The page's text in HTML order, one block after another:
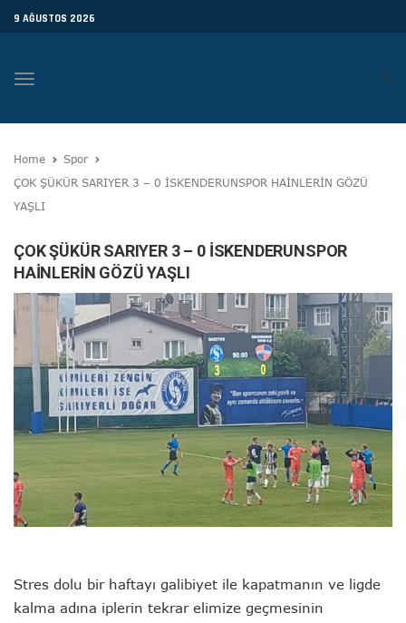
9 AĞUSTOS 2026
Toggle
Home
Spor
ÇOK ŞÜKÜR SARIYER 3 – 0 İSKENDERUNSPOR HAİNLERİN GÖZÜ
YAŞLI
ÇOK ŞÜKÜR SARIYER 3 – 0 İSKENDERUNSPOR
HAİNLERİN GÖZÜ YAŞLI
Stres dolu bir haftayı galibiyet ile kapatmanın ve ligde
kalma adına iplerin tekrar elimize geçmesinin